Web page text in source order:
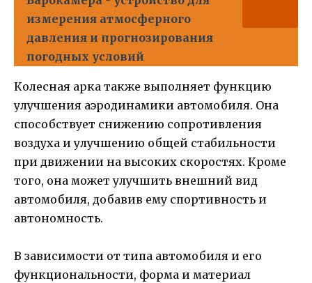
измерения атмосферного
давления и прогнозирования
погодных условий
Колесная арка также выполняет функцию
улучшения аэродинамики автомобиля. Она
способствует снижению сопротивления
воздуха и улучшению общей стабильности
при движении на высоких скоростях. Кроме
того, она может улучшить внешний вид
автомобиля, добавив ему спортивность и
автономность.
В зависимости от типа автомобиля и его
функциональности, форма и материал